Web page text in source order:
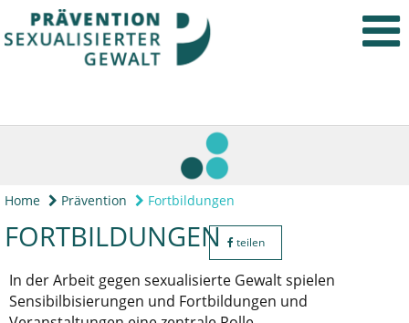
Home Prävention Fortbildungen
FORTBILDUNGEN teilen
In der Arbeit gegen sexualisierte Gewalt spielen
Sensibilbisierungen und Fortbildungen und